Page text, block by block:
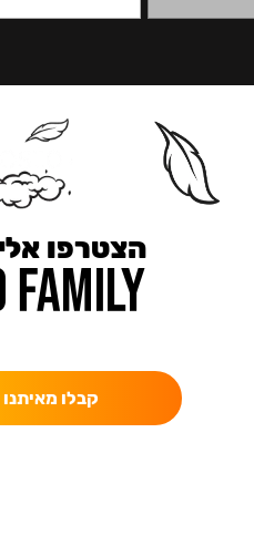
הצטרפו
קבלו